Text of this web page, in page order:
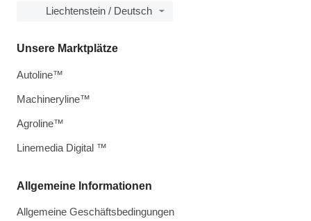
Liechtenstein / Deutsch
Allgemeine Informationen
Allgemeine Geschäftsbedingungen
Unsere Marktplätze
Autoline™
Machineryline™
Agroline™
Linemedia Digital ™